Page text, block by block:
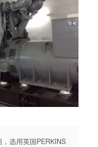
，选用英国PERKINS